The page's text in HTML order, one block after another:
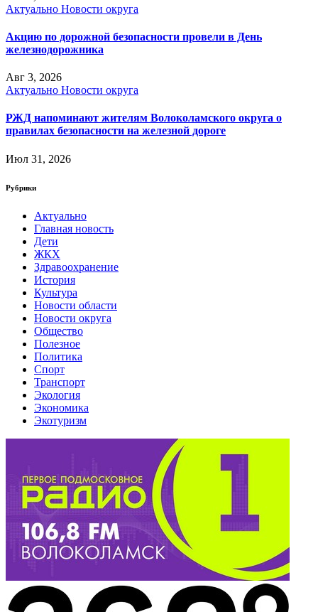
Актуально Новости округа
Акцию по дорожной безопасности провели в День
железнодорожника
Авг 3, 2026
Актуально Новости округа
РЖД напоминают жителям Волоколамского округа о
правилах безопасности на железной дороге
Июл 31, 2026
Рубрики
Актуально
Главная новость
Дети
ЖКХ
Здравоохранение
История
Культура
Новости области
Новости округа
Общество
Полезное
Политика
Спорт
Транспорт
Экология
Экономика
Экотуризм